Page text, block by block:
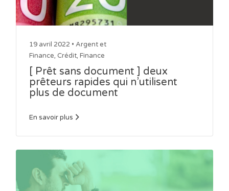
19 avril 2022 • Argent et
Finance, Crédit, Finance
[ Prêt sans document ] deux
prêteurs rapides qui n’utilisent
plus de document
En savoir plus